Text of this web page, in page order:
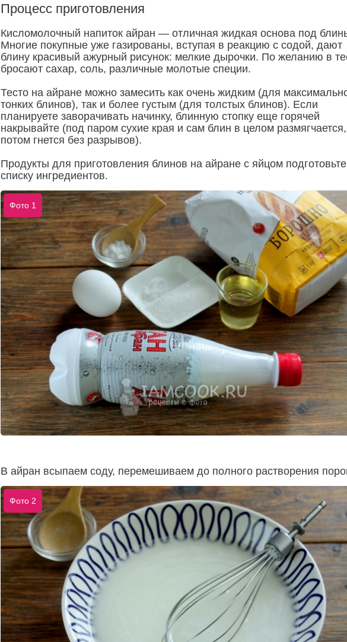
Процесс приготовления
Кисломолочный напиток айран — отличная жидкая основа под
Многие покупные уже газированы, вступая в реакцию с содой, дают
блину красивый ажурный рисунок: мелкие дырочки. По желанию в
бросают сахар, соль, различные молотые специи.
Тесто на айране можно замесить как очень жидким (для
тонких блинов), так и более густым (для толстых блинов). Если
планируете заворачивать начинку, блинную стопку еще горячей
накрывайте (под паром сухие края и сам блин в целом размягчается,
потом гнется без разрывов).
Продукты для приготовления блинов на айране с яйцом
списку ингредиентов.
Фото 1
В айран всыпаем соду, перемешиваем до полного растворения
Фото 2